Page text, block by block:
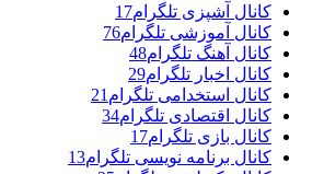
کانال آشپزی تلگرام17
کانال آموزشی تلگرام76
کانال آهنگ تلگرام48
کانال اخبار تلگرام29
کانال استخدامی تلگرام 21
کانال اقتصادی تلگرام34
کانال بازی تلگرام17
کانال برنامه نویسی تلگرام13